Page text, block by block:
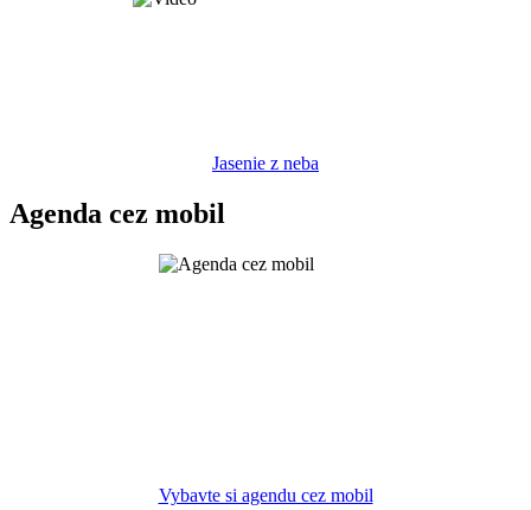
Jasenie z neba
Agenda cez mobil
Vybavte si agendu cez mobil